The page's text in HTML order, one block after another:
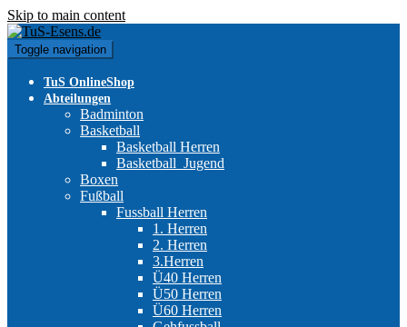
Skip to main content
Toggle navigation
TuS OnlineShop
Abteilungen
Badminton
Basketball
Basketball Herren
Basketball_Jugend
Boxen
Fußball
Fussball Herren
1. Herren
2. Herren
3.Herren
Ü40 Herren
Ü50 Herren
Ü60 Herren